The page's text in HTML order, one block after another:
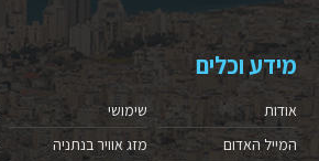
מידע וכלים
אודות
המייל האדום
שימושי
מזג אוויר בנתניה